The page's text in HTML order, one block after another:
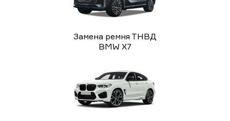
Замена ремня ТНВД
BMW X7